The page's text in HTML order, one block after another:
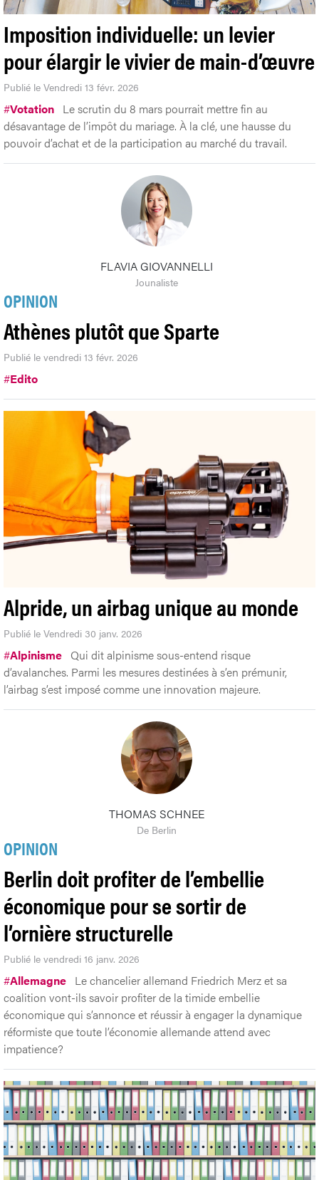
Imposition individuelle: un levier
pour élargir le vivier de main-d’œuvre
Publié le Vendredi 13 févr. 2026
#Votation Le scrutin du 8 mars pourrait mettre fin au
désavantage de l’impôt du mariage. À la clé, une hausse du
pouvoir d’achat et de la participation au marché du travail.
FLAVIA GIOVANNELLI
Jounaliste
OPINION
Athènes plutôt que Sparte
Publié le vendredi 13 févr. 2026
#Edito
Alpride, un airbag unique au monde
Publié le Vendredi 30 janv. 2026
#Alpinisme Qui dit alpinisme sous-entend risque
d’avalanches. Parmi les mesures destinées à s’en prémunir,
l’airbag s’est imposé comme une innovation majeure.
THOMAS SCHNEE
De Berlin
OPINION
Berlin doit profiter de l’embellie
économique pour se sortir de
l’ornière structurelle
Publié le vendredi 16 janv. 2026
#Allemagne Le chancelier allemand Friedrich Merz et sa
coalition vont-ils savoir profiter de la timide embellie
économique qui s’annonce et réussir à engager la dynamique
réformiste que toute l’économie allemande attend avec
impatience?